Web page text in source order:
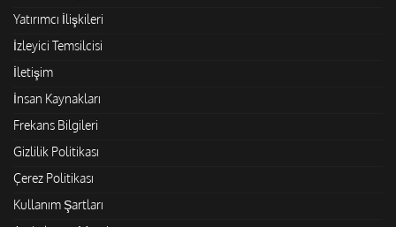
Yatırımcı İlişkileri
İzleyici Temsilcisi
İletişim
İnsan Kaynakları
Frekans Bilgileri
Gizlilik Politikası
Çerez Politikası
Kullanım Şartları